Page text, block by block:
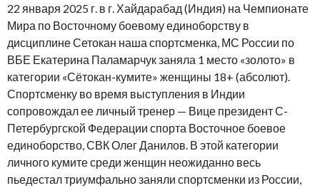
22 января 2025 г. в г. Хайдарабад (Индия) на Чемпионате
Мира по Восточному боевому единоборству в
дисциплине Сетокан наша спортсменка, МС России по
ВБЕ Екатерина Паламарчук заняла 1 место «золото» в
категории «Сётокан-кумите» женщины 18+ (абсолют).
Спортсменку во время выступления в Индии
сопровождал ее личный тренер — Вице президент С-
Петербургской Федерации спорта Восточное боевое
единоборство, СВК Олег Данилов. В этой категории
личного кумите среди женщин неожиданно весь
пьедестал триумфально заняли спортсменки из России,